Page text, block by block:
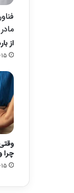
از
چرا